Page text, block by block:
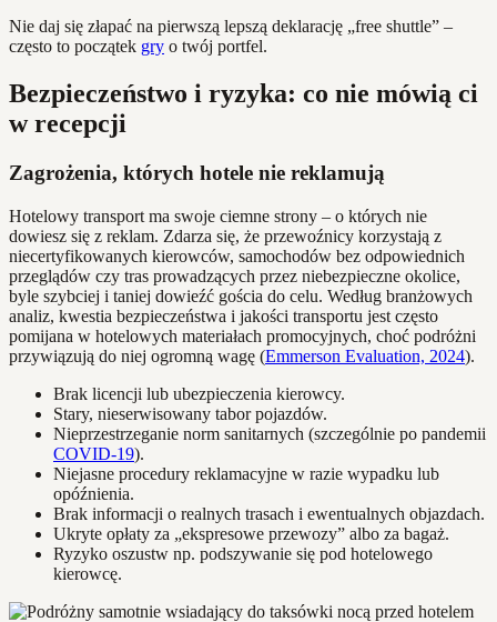
Nie daj się złapać na pierwszą lepszą deklarację „free shuttle” –
często to początek gry o twój portfel.
Bezpieczeństwo i ryzyka: co nie mówią ci
w recepcji
Zagrożenia, których hotele nie reklamują
Hotelowy transport ma swoje ciemne strony – o których nie
dowiesz się z reklam. Zdarza się, że przewoźnicy korzystają z
niecertyfikowanych kierowców, samochodów bez odpowiednich
przeglądów czy tras prowadzących przez niebezpieczne okolice,
byle szybciej i taniej dowieźć gościa do celu. Według branżowych
analiz, kwestia bezpieczeństwa i jakości transportu jest często
pomijana w hotelowych materiałach promocyjnych, choć podróżni
przywiązują do niej ogromną wagę (Emmerson Evaluation, 2024).
Brak licencji lub ubezpieczenia kierowcy.
Stary, nieserwisowany tabor pojazdów.
Nieprzestrzeganie norm sanitarnych (szczególnie po pandemii
COVID-19).
Niejasne procedury reklamacyjne w razie wypadku lub
opóźnienia.
Brak informacji o realnych trasach i ewentualnych objazdach.
Ukryte opłaty za „ekspresowe przewozy” albo za bagaż.
Ryzyko oszustw np. podszywanie się pod hotelowego
kierowcę.